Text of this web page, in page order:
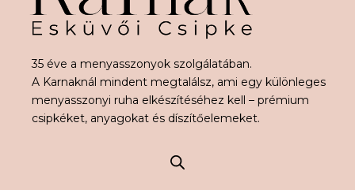
35 éve a menyasszonyok szolgálatában.
A Karnaknál mindent megtalálsz, ami egy különleges
menyasszonyi ruha elkészítéséhez kell – prémium
csipkéket, anyagokat és díszítőelemeket.